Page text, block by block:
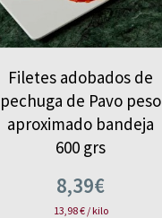
Filetes adobados de
pechuga de Pavo peso
aproximado bandeja
600 grs
8,39€
13,98 € / kilo